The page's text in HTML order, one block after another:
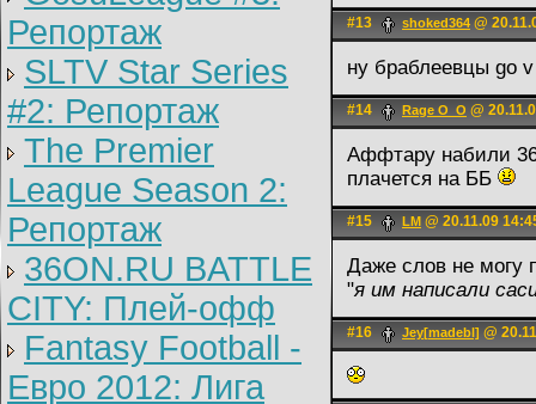
Репортаж
SLTV Star Series
#2: Репортаж
The Premier
League Season 2:
Репортаж
36ON.RU BATTLE
CITY: Плей-офф
Fantasy Football -
Евро 2012: Лига
#13 shoked364 @
ну браблеевцы go
#14 Rage O_О @
Аффтару набили
плачется на ББ
#15 LM @ 20.11.09
Даже слов не могу
"я им написали
#16 Jey[madebl] @